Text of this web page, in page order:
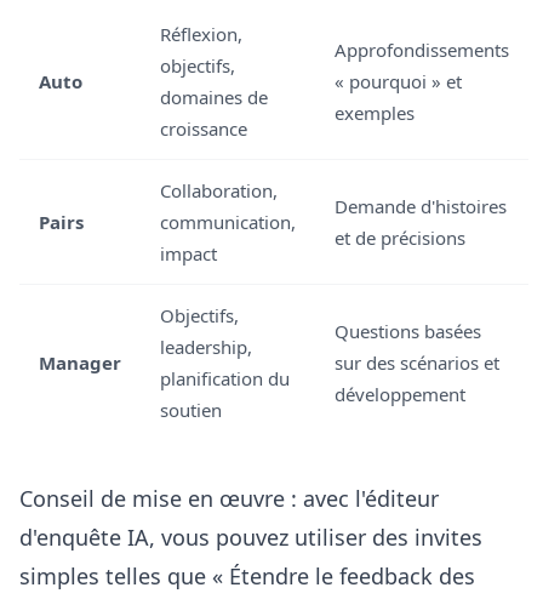
Auto
Réflexion,
objectifs,
domaines de
croissance
Approfondissements
« pourquoi » et
exemples
Pairs
Collaboration,
communication,
impact
Demande d'histoires
et de précisions
Manager
Objectifs,
leadership,
planification du
soutien
Questions basées
sur des scénarios et
développement
Conseil de mise en œuvre : avec l'éditeur
d'enquête IA, vous pouvez utiliser des invites
simples telles que « Étendre le feedback des